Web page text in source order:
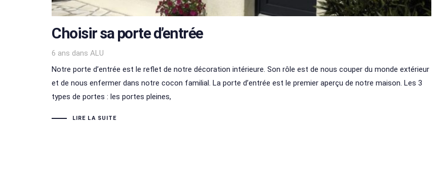
Choisir sa porte d’entrée
6 ans dans
Tags
ALU
Notre porte d’entrée est le reflet de notre décoration intérieure. Son rôle est de nous couper du monde extérieur
et de nous enfermer dans notre cocon familial. La porte d’entrée est le premier aperçu de notre maison. Les 3
types de portes : les portes pleines,
LIRE LA SUITE